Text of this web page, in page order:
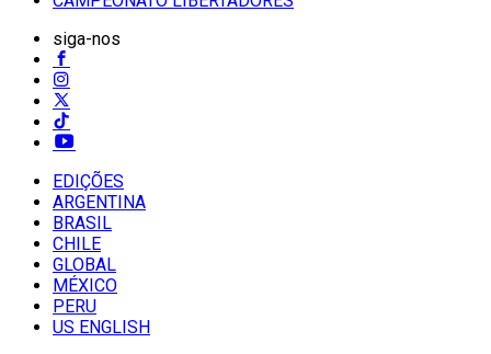
siga-nos
EDIÇÕES
ARGENTINA
BRASIL
CHILE
GLOBAL
MÉXICO
PERU
US ENGLISH